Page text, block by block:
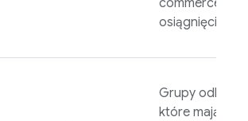
commerce lub
osiągnięcia.
Grupy
które mają dla